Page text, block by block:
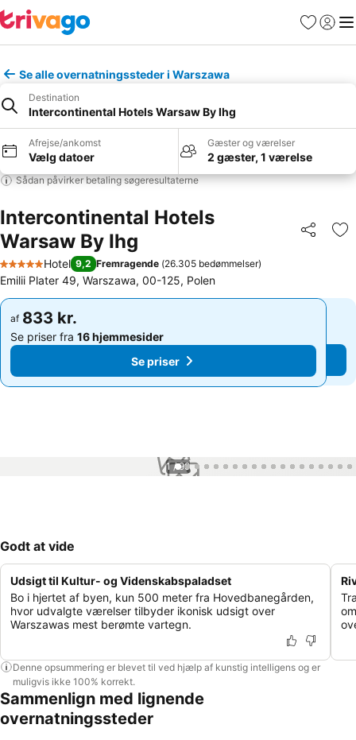
Favoritter
Log ind
Se alle overnatningssteder i Warszawa
Destination
Intercontinental Hotels Warsaw By Ihg
Afrejse/ankomst
Vælg datoer
Gæster og værelser
2 gæster, 1 værelse
Sådan påvirker betaling søgeresultaterne
Intercontinental Hotels
Warsaw By Ihg
Del
5 Stjerner
Hotel 9,2 Fremragende (26.305 bedømmelser)
Emilii Plater 49, Warszawa, 00-125, Polen
af 833 kr.
Se priser fra 16 hjemmesider
Se priser
af 833 kr.
Se priser fra 16 hjemmesider
Se priser
1 / 99
Godt at vide
Udsigt til Kultur- og Videnskabspaladset
Bo i hjertet af byen, kun 500 meter fra Hovedbanegården,
hvor udvalgte værelser tilbyder ikonisk udsigt over
Warszawas mest berømte vartegn.
Denne opsummering er blevet til ved hjælp af kunstig intelligens og er
muligvis ikke 100% korrekt.
Sammenlign med lignende
overnatningssteder